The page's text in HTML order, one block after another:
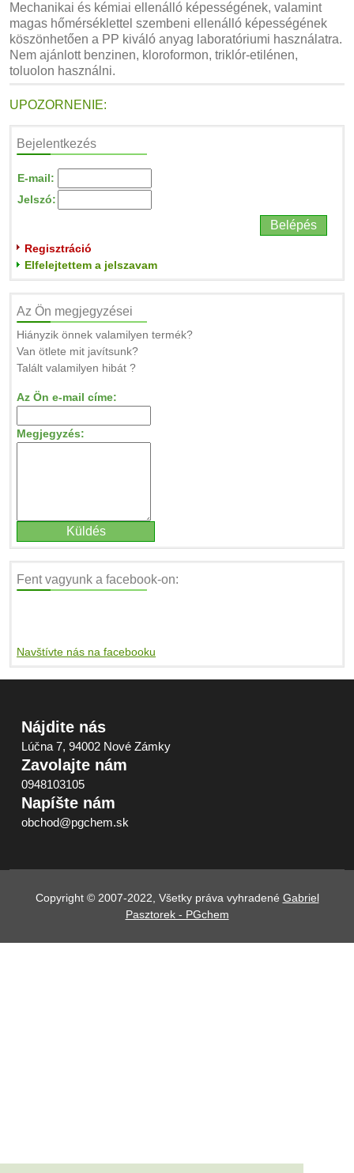
Mechanikai és kémiai ellenálló képességének, valamint
magas hőmérséklettel szembeni ellenálló képességének
köszönhetően a PP kiváló anyag laboratóriumi használatra.
Nem ajánlott benzinen, kloroformon, triklór-etilénen,
toluolon használni.
UPOZORNENIE:
Bejelentkezés
E-mail:
Jelszó:
Regisztráció
Elfelejtettem a jelszavam
Az Ön megjegyzései
Hiányzik önnek valamilyen termék?
Van ötlete mit javítsunk?
Talált valamilyen hibát ?
Az Ön e-mail címe:
Megjegyzés:
Fent vagyunk a facebook-on:
Navštívte nás na facebooku
Nájdite nás
Lúčna 7, 94002 Nové Zámky
Zavolajte nám
0948103105
Napíšte nám
obchod@pgchem.sk
Copyright © 2007-2022, Všetky práva vyhradené Gabriel
Pasztorek - PGchem